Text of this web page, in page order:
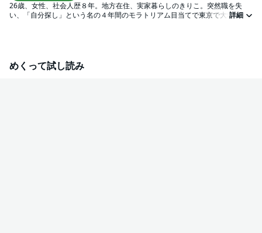
26歳、女性、社会人歴８年。地方在住、実家暮らしのきりこ。突然職を失
い、「自分探し」という名の４年間のモラトリアム目当てで東京で大学生
は、きりこにも踏み込ませない影があるようで・・・・・・？「ずるずる大
人になった」すべての人へ贈る、恋と青春をやり直す物語。
詳細
めくって試し読み